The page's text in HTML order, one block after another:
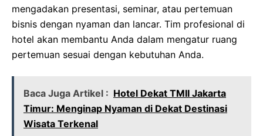
mengadakan presentasi, seminar, atau pertemuan
bisnis dengan nyaman dan lancar. Tim profesional di
hotel akan membantu Anda dalam mengatur ruang
pertemuan sesuai dengan kebutuhan Anda.
Baca Juga Artikel : Hotel Dekat TMII Jakarta
Timur: Menginap Nyaman di Dekat Destinasi
Wisata Terkenal